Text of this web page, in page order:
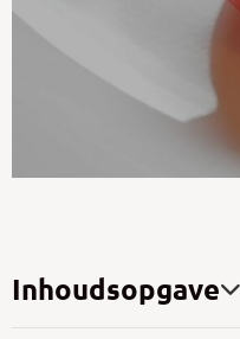
Inhoudsopgave